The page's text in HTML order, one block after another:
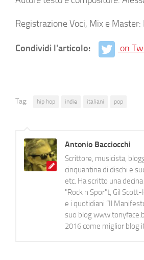
Registrazione Voci, Mix e
Condividi l'articolo: on
Tag: hip hop indie italiani pop
Antonio Bacciocchi
Scrittore, musicista,
cinquantina di dischi e
etc. Ha scritto una
"Rock n Spor"t, Gil
e i quotidiani “Il
suo blog
2016 come miglior blog